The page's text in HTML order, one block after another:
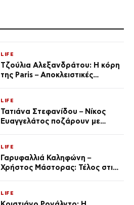
LIFE
Τζούλια Αλεξανδράτου: Η κόρη
της Paris – Αποκλειστικές
LIFE
Τατιάνα Στεφανίδου – Νίκος
Ευαγγελάτος ποζάρουν με
LIFE
Γαρυφαλλιά Καληφώνη –
Χρήστος Μάστορας: Τέλος στις
LIFE